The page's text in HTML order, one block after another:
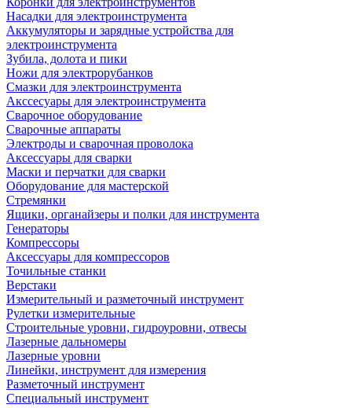
Насадки для электроинструмента
Аккумуляторы и зарядные устройства для
электроинструмента
Зубила, долота и пики
Ножи для электрорубанков
Смазки для электроинструмента
Акссесуары для электроинструмента
Сварочное оборудование
Сварочные аппараты
Электроды и сварочная проволока
Аксессуары для сварки
Маски и перчатки для сварки
Оборудование для мастерской
Стремянки
Ящики, органайзеры и полки для инструмента
Генераторы
Компрессоры
Аксессуары для компрессоров
Точильные станки
Верстаки
Измерительный и разметочный инструмент
Рулетки измерительные
Строительные уровни, гидроуровни, отвесы
Лазерные дальномеры
Лазерные уровни
Линейки, инструмент для измерения
Разметочный инструмент
Специальный инструмент